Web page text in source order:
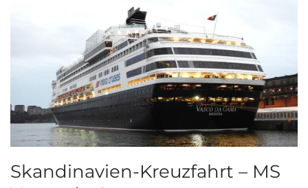
Skandinavien-Kreuzfahrt – MS